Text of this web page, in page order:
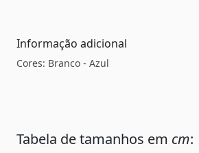
Informação adicional
Cores: Branco - Azul
Tabela de tamanhos em cm: